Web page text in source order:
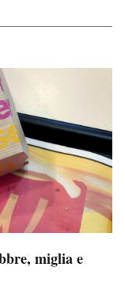
miglia e